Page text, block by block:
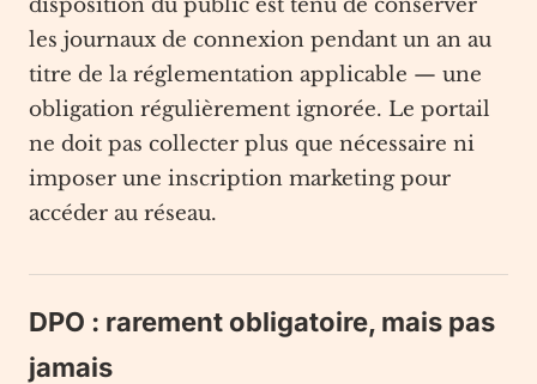
disposition du public est tenu de conserver
les journaux de connexion pendant un an au
titre de la réglementation applicable — une
obligation régulièrement ignorée. Le portail
ne doit pas collecter plus que nécessaire ni
imposer une inscription marketing pour
accéder au réseau.
DPO : rarement obligatoire, mais pas
jamais